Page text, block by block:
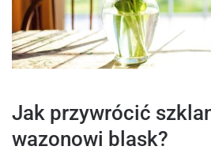
Jak przywrócić
wazonowi blask?